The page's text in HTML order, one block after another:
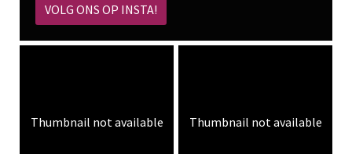
VOLG ONS OP INSTA!
Thumbnail not available Thumbnail not available